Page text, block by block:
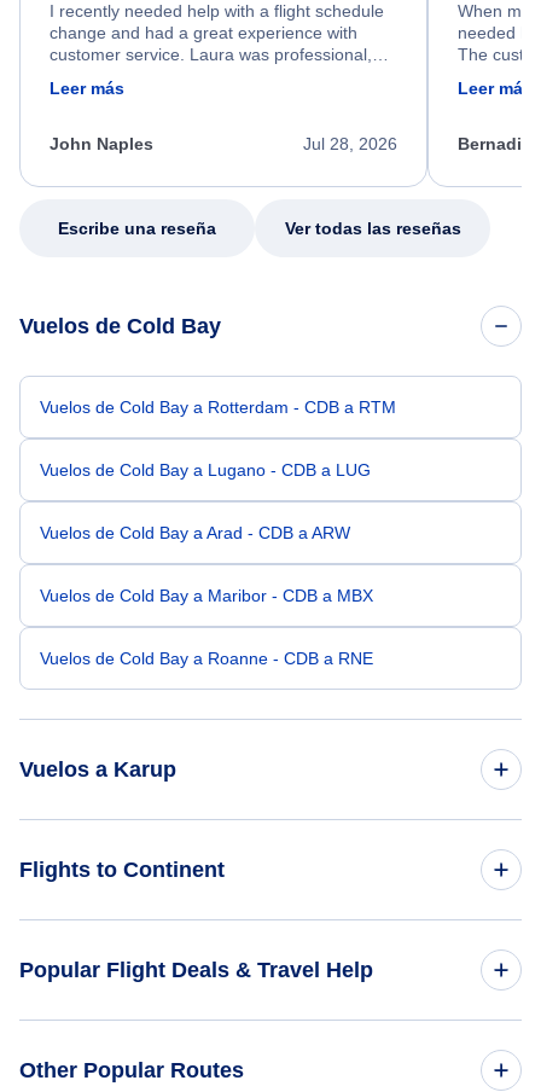
I recently needed help with a flight schedule
change and had a great experience with
customer service. Laura was professional,
friendly, and very helpful throughout the
process. She quickly found a solution and
appreciate her excellent service.
Leer más
Jul 28, 2026
John Naples
When my
needed
The
calm,
my issue.
Leer más
Escribe una reseña Ver todas las reseñas
Vuelos de Cold Bay
Vuelos de Cold Bay a Rotterdam - CDB a RTM
Vuelos de Cold Bay a Lugano - CDB a LUG
Vuelos de Cold Bay a Arad - CDB a ARW
Vuelos de Cold Bay a Maribor - CDB a MBX
Vuelos de Cold Bay a Roanne - CDB a RNE
Vuelos a Karup
Vuelos de Omaha a Karup - OMA a KRP
Flights to Continent
Flights to Caribbean
Popular Flight Deals & Travel Help
Other Popular Routes